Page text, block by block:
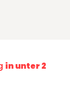
in unter 2